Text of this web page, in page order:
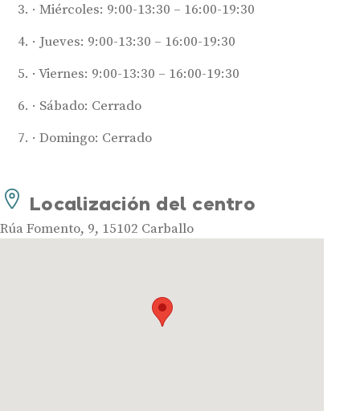
Miércoles: 9:00-13:30 – 16:00-19:30
Jueves: 9:00-13:30 – 16:00-19:30
Viernes: 9:00-13:30 – 16:00-19:30
Sábado: Cerrado
Domingo: Cerrado
Localización del centro
Rúa Fomento, 9, 15102 Carballo
Tipos de audífonos para la sordera
Audífonos baratos
Audífonos inteligentes
Audífonos potentes